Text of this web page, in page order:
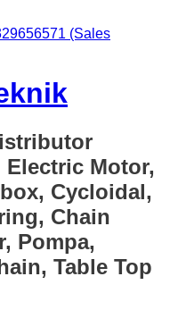
(Sales
Motor,
Cycloidal,
Chain
Pompa,
Table Top